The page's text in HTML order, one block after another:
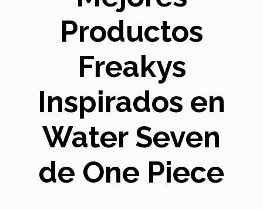
Productos
Freakys
Inspirados en
Water Seven
de One Piece